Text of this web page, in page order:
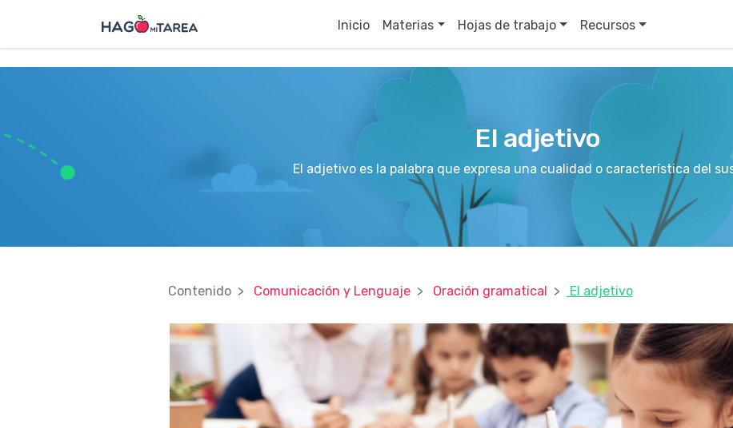
Inicio Materias Hojas de trabajo Recursos
El adjetivo
El adjetivo es la palabra que expresa una cualidad o característica del
Contenido Comunicación y Lenguaje Oración gramatical El adjetivo